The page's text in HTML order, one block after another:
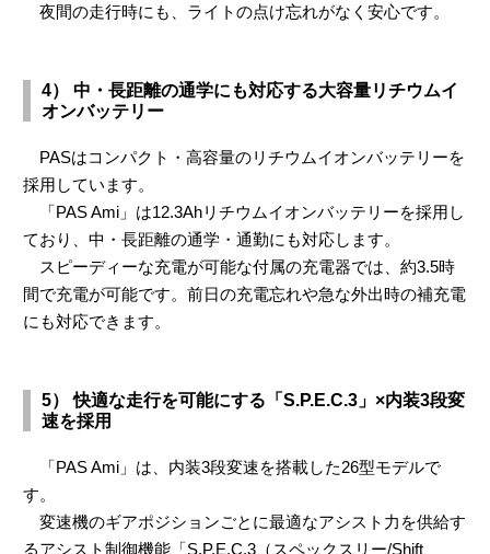
夜間の走行時にも、ライトの点け忘れがなく安心です。
4） 中・長距離の通学にも対応する大容量リチウムイ
オンバッテリー
PASはコンパクト・高容量のリチウムイオンバッテリーを
採用しています。
「PAS Ami」は12.3Ahリチウムイオンバッテリーを採用し
ており、中・長距離の通学・通勤にも対応します。
スピーディーな充電が可能な付属の充電器では、約3.5時
間で充電が可能です。前日の充電忘れや急な外出時の補充電
にも対応できます。
5） 快適な走行を可能にする「S.P.E.C.3」×内装3段変
速を採用
「PAS Ami」は、内装3段変速を搭載した26型モデルで
す。
変速機のギアポジションごとに最適なアシスト力を供給す
るアシスト制御機能「S.P.E.C.3（スペックスリー/Shift